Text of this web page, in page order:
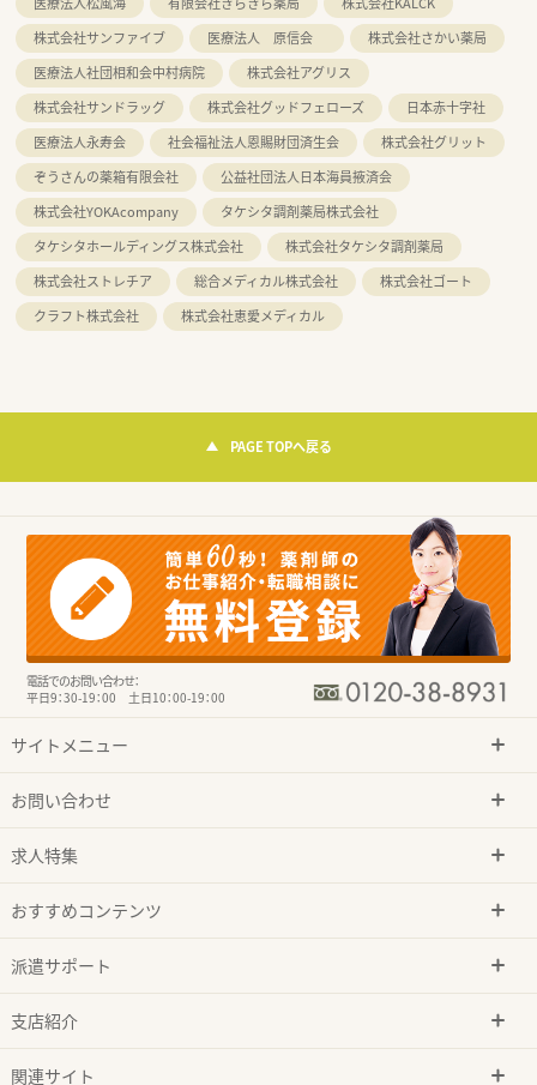
株式会社サンファイブ
医療法人 原信会
株式会社さかい薬局
医療法人社団相和会中村病院
株式会社アグリス
株式会社サンドラッグ
株式会社グッドフェローズ
日本赤十字社
医療法人永寿会
社会福祉法人恩賜財団済生会
株式会社グリット
ぞうさんの薬箱有限会社
公益社団法人日本海員掖済会
株式会社YOKAcompany
タケシタ調剤薬局株式会社
タケシタホールディングス株式会社
株式会社タケシタ調剤薬局
株式会社ストレチア
総合メディカル株式会社
株式会社ゴート
クラフト株式会社
株式会社恵愛メディカル
PAGE TOPへ戻る
電話でのお問い合わせ：
平日9：30-19：00 土日10：00-19：00
サイトメニュー
お問い合わせ
求人特集
おすすめコンテンツ
派遣サポート
支店紹介
関連サイト